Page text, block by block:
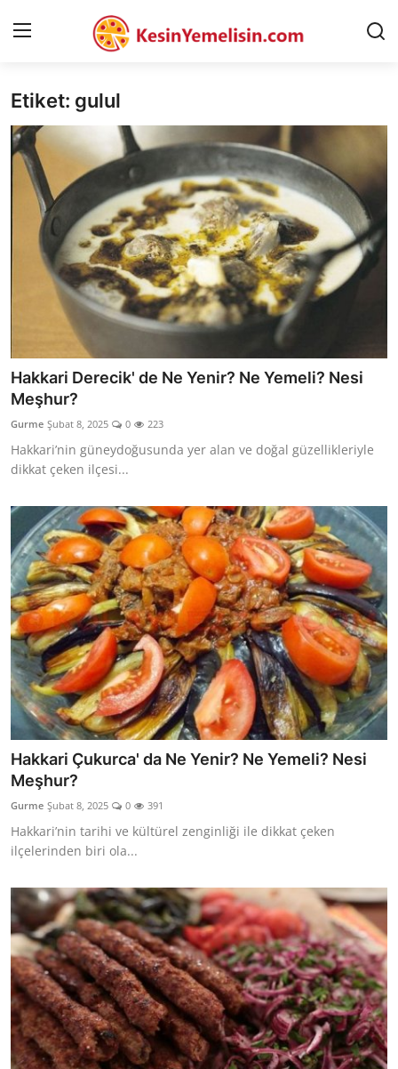
AnaSayfa
Gizlilik Sözleşmesi
Rüya Tabirleri
Diyet & Sağlıklı Beslenme
İletişim
Şehirler
Helal Gıda & Dini Hükümler
Gıda Güvenliği & Bilimi
Kalori & Diyet Rehberi
Mutfak Püf Noktaları & İpuçları
Mekan & Lezzet Rotaları
Temel Gıda ve Ürün Rehberleri
İçecek Kültürü & Barista
Yöresel Tarifler & Ev Yemekleri
Gıda Güvenliği & Sağlık
İçecek Kültürü & Rehberleri
Popüler Kültür & Mutfak Tarihi
Mutfak Temizliği & Pratik Bilgiler
Anne & Bebek Beslenmesi
Mutfak Sırları & Teknikler
Gıda Sözlüğü & Nedir?
Yemek Tarifleri & Menüler
Etiket: gulul
Hakkari Derecik' de Ne Yenir? Ne Yemeli? Nesi
Meşhur?
Gurme Şubat 8, 2025 0 223
Hakkari’nin güneydoğusunda yer alan ve doğal güzellikleriyle
dikkat çeken ilçesi...
Hakkari Çukurca' da Ne Yenir? Ne Yemeli? Nesi
Meşhur?
Gurme Şubat 8, 2025 0 391
Hakkari’nin tarihi ve kültürel zenginliği ile dikkat çeken
ilçelerinden biri ola...